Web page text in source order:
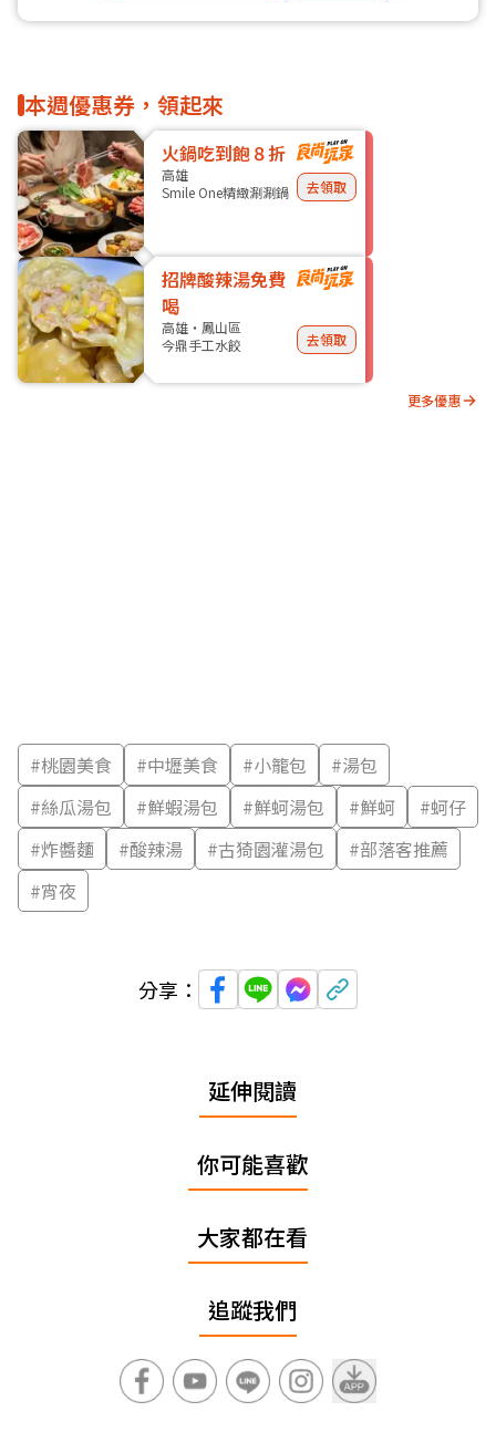
本週優惠券，領起來
火鍋吃到飽８折
高雄
Smile One精緻涮涮鍋
去領取
招牌酸辣湯免費
喝
高雄・鳳山區
今鼎手工水餃
去領取
更多優惠
#桃園美食 #中壢美食 #小籠包 #湯包
#絲瓜湯包 #鮮蝦湯包 #鮮蚵湯包 #鮮蚵 #蚵仔
#炸醬麵 #酸辣湯 #古猗園灌湯包 #部落客推薦
#宵夜
分享：
延伸閱讀
你可能喜歡
大家都在看
追蹤我們